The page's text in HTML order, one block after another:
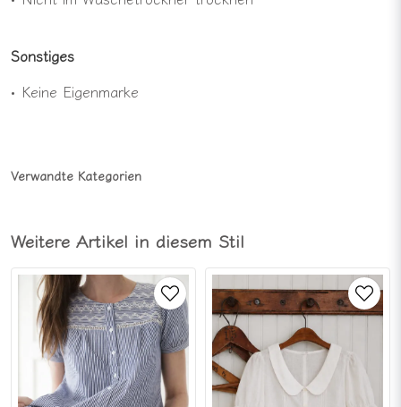
Weitere Artikel in diesem Stil
Sonstiges
• Keine Eigenmarke
Verwandte Kategorien